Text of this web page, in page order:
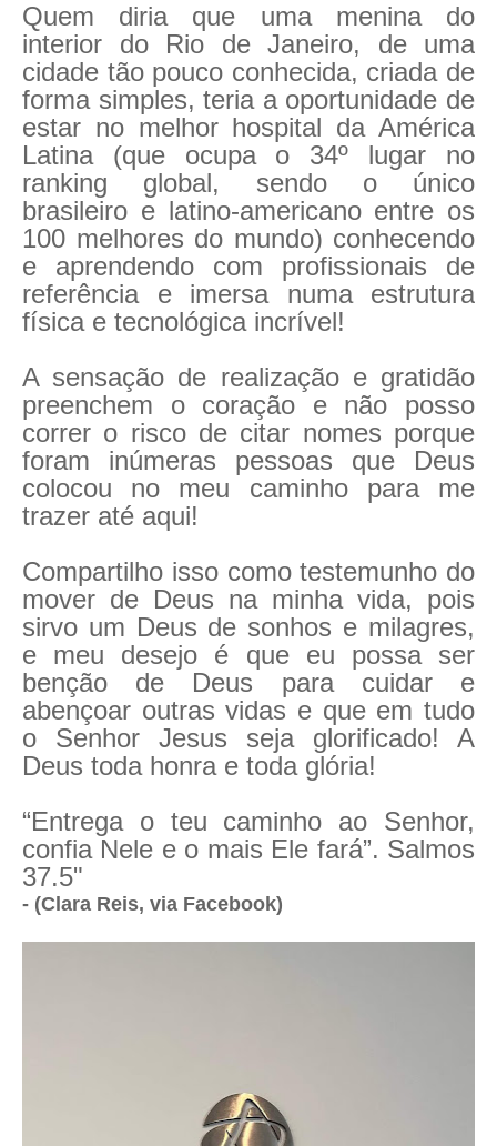
Quem diria que uma menina do
interior do Rio de Janeiro, de uma
cidade tão pouco conhecida, criada de
forma simples, teria a oportunidade de
estar no melhor hospital da América
Latina (que ocupa o 34º lugar no
ranking global, sendo o único
brasileiro e latino-americano entre os
100 melhores do mundo) conhecendo
e aprendendo com profissionais de
referência e imersa numa estrutura
física e tecnológica incrível!
A sensação de realização e gratidão
preenchem o coração e não posso
correr o risco de citar nomes porque
foram inúmeras pessoas que Deus
colocou no meu caminho para me
trazer até aqui!
Compartilho isso como testemunho do
mover de Deus na minha vida, pois
sirvo um Deus de sonhos e milagres,
e meu desejo é que eu possa ser
benção de Deus para cuidar e
abençoar outras vidas e que em tudo
o Senhor Jesus seja glorificado! A
Deus toda honra e toda glória!
“Entrega o teu caminho ao Senhor,
confia Nele e o mais Ele fará”. Salmos
37.5"
- (Clara Reis, via Facebook)